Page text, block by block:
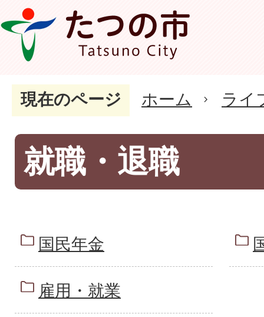
現在のページ ホーム ライ
就職・退職
国民年金
雇用・就業